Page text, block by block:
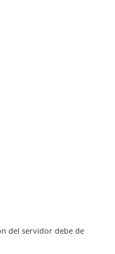
del servidor debe de